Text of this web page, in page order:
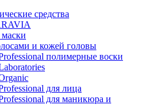
средства
и кожей головы
полимерные воски
для лица
для маникюра и